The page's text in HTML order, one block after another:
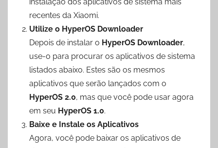
instalação dos aplicativos de sistema mais
recentes da Xiaomi.
Utilize o HyperOS Downloader
Depois de instalar o HyperOS Downloader,
use-o para procurar os aplicativos de sistema
listados abaixo. Estes são os mesmos
aplicativos que serão lançados com o
HyperOS 2.0, mas que você pode usar agora
em seu HyperOS 1.0.
Baixe e Instale os Aplicativos
Agora, você pode baixar os aplicativos de